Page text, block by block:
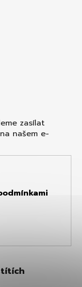
zasílat
našem e-